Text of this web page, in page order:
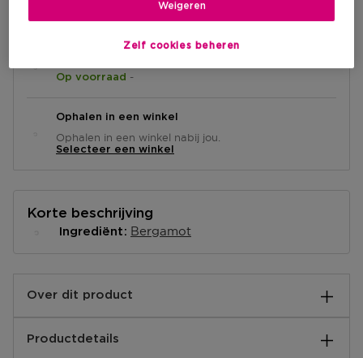
Op voorraad -
Ophalen in een winkel
Ophalen in een winkel nabij jou.
Selecteer een winkel
Korte beschrijving
Ingrediënt Bergamot
Over dit product
Home Giftbox.
Productdetails
Zelf cookies beheren
Weigeren